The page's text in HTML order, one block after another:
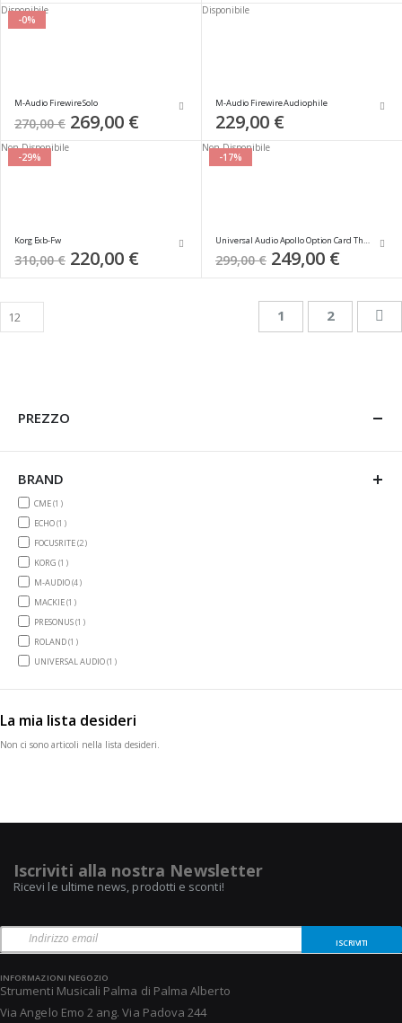
-0%
Disponibile
M-Audio Firewire Solo
270,00 € Special
Price
269,00 €
Disponibile
M-Audio Firewire Audiophile
229,00 €
-29%
Non Disponibile
Korg Exb-Fw
310,00 € Special
Price
220,00 €
-17%
Non Disponibile
Universal Audio Apollo Option Card Thunderbolt3
299,00 € Special
Price
249,00 €
PaginaAttualmente stai
1 Pagina
2
PREZZO
BRAND
CME1item
ECHO1item
FOCUSRITE2items
KORG1item
M-AUDIO4items
MACKIE1item
PRESONUS1item
ROLAND1item
UNIVERSAL AUDIO1item
La mia lista desideri
Non ci sono articoli nella lista desideri.
Iscriviti alla nostra Newsletter
Ricevi le ultime news, prodotti e sconti!
ISCRIVITI
INFORMAZIONI NEGOZIO
Strumenti Musicali Palma di Palma Alberto
Via Angelo Emo 2 ang. Via Padova 244